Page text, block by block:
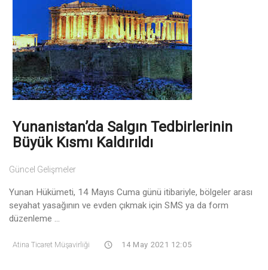
Yunanistan’da Salgın Tedbirlerinin
Büyük Kısmı Kaldırıldı
Güncel Gelişmeler
Yunan Hükümeti, 14 Mayıs Cuma günü itibariyle, bölgeler arası
seyahat yasağının ve evden çıkmak için SMS ya da form
düzenleme ...
Atina Ticaret Müşavirliği 14 May 2021 12:05